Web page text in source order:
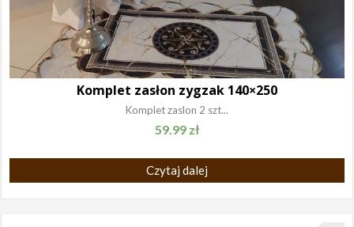
Komplet zasłon zygzak 140×250
Komplet zaslon 2 szt...
59.99 zł
Czytaj dalej